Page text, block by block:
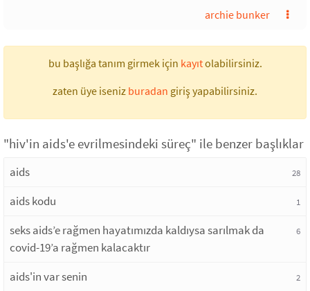
archie bunker
bu başlığa tanım girmek için kayıtolabilirsiniz.
zaten üye iseniz buradan giriş yapabilirsiniz.
"hiv'in aids'e evrilmesindeki süreç" ile benzer başlıklar
aids 28
aids kodu 1
seks aids’e rağmen hayatımızda kaldıysa sarılmak da
covid-19’a rağmen kalacaktır
6
aids'in var senin 2